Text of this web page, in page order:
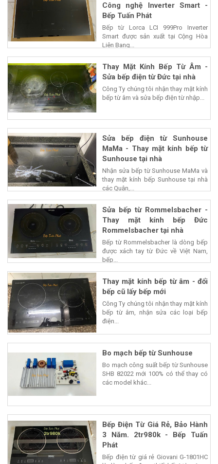
Công nghệ Inverter Smart -
Bếp Tuấn Phát
Bếp từ Lorca LCI 999Pro Inverter
Smart được sản xuất tại Cộng Hòa
Liên Bang...
Thay Mặt Kính Bếp Từ Âm -
Sửa bếp điện từ Đức tại nhà
Công Ty chúng tôi nhận thay mặt kính
bếp từ âm và sửa bếp điện từ nhập...
Sửa bếp điện từ Sunhouse
MaMa - Thay mặt kính bếp từ
Sunhouse tại nhà
Nhận sửa bếp từ Sunhouse MaMa và
thay mặt kính bếp Sunhouse tại nhà
các Quận,...
Sửa bếp từ Rommelsbacher -
Thay mặt kính bếp Đức
Rommelsbacher tại nhà
Bếp từ Rommelsbacher là dòng bếp
được xách tay từ Đức về Việt Nam,
bếp...
Thay mặt kính bếp từ âm - đổi
bếp cũ lấy bếp mới
Công Ty chúng tôi nhận thay mặt kính
bếp từ âm, nhận sửa các loại bếp
điện...
Bo mạch bếp từ Sunhouse
Bo mạch công suất bếp từ Sunhouse
SHB 82022 mới 100% có thể thay có
các model khác...
Bếp Điện Từ Giá Rẻ, Bảo Hành
3 Năm. 2tr980k - Bếp Tuấn
Phát
Bếp điện từ giá rẻ Giovani G-1801HC